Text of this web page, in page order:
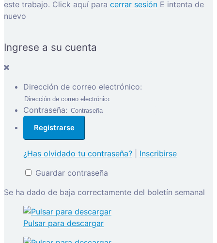
este trabajo. Click aquí para cerrar sesión E intenta de
nuevo
Ingrese a su cuenta
Dirección de correo electrónico:
Contraseña:
¿Has olvidado tu contraseña?
Inscribirse
Guardar contraseña
Se ha dado de baja correctamente del boletín semanal
Pulsar para descargar